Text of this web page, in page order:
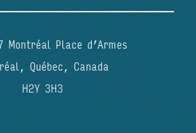
Montréal Place d’Armes
Québec, Canada
H2Y 3H3